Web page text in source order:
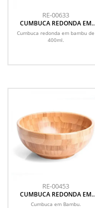
RE-00633
CUMBUCA REDONDA EM
BAMBU DE 400ML
Cumbuca redonda em bambu de
400ml.
RE-00453
CUMBUCA REDONDA EM
BAMBU - 3L
Cumbuca em Bambu.